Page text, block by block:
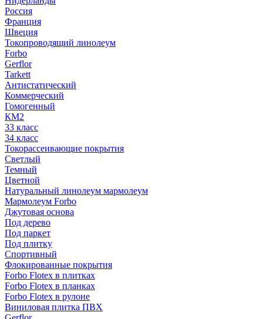
Россия
Франция
Швеция
Токопроводящий линолеум
Forbo
Gerflor
Tarkett
Антистатический
Коммерческий
Гомогенный
КМ2
33 класс
34 класс
Токорассеивающие покрытия
Светлый
Темный
Цветной
Натуральный линолеум мармолеум
Мармолеум Forbo
Джутовая основа
Под дерево
Под паркет
Под плитку
Спортивный
Флокированные покрытия
Forbo Flotex в плитках
Forbo Flotex в планках
Forbo Flotex в рулоне
Виниловая плитка ПВХ